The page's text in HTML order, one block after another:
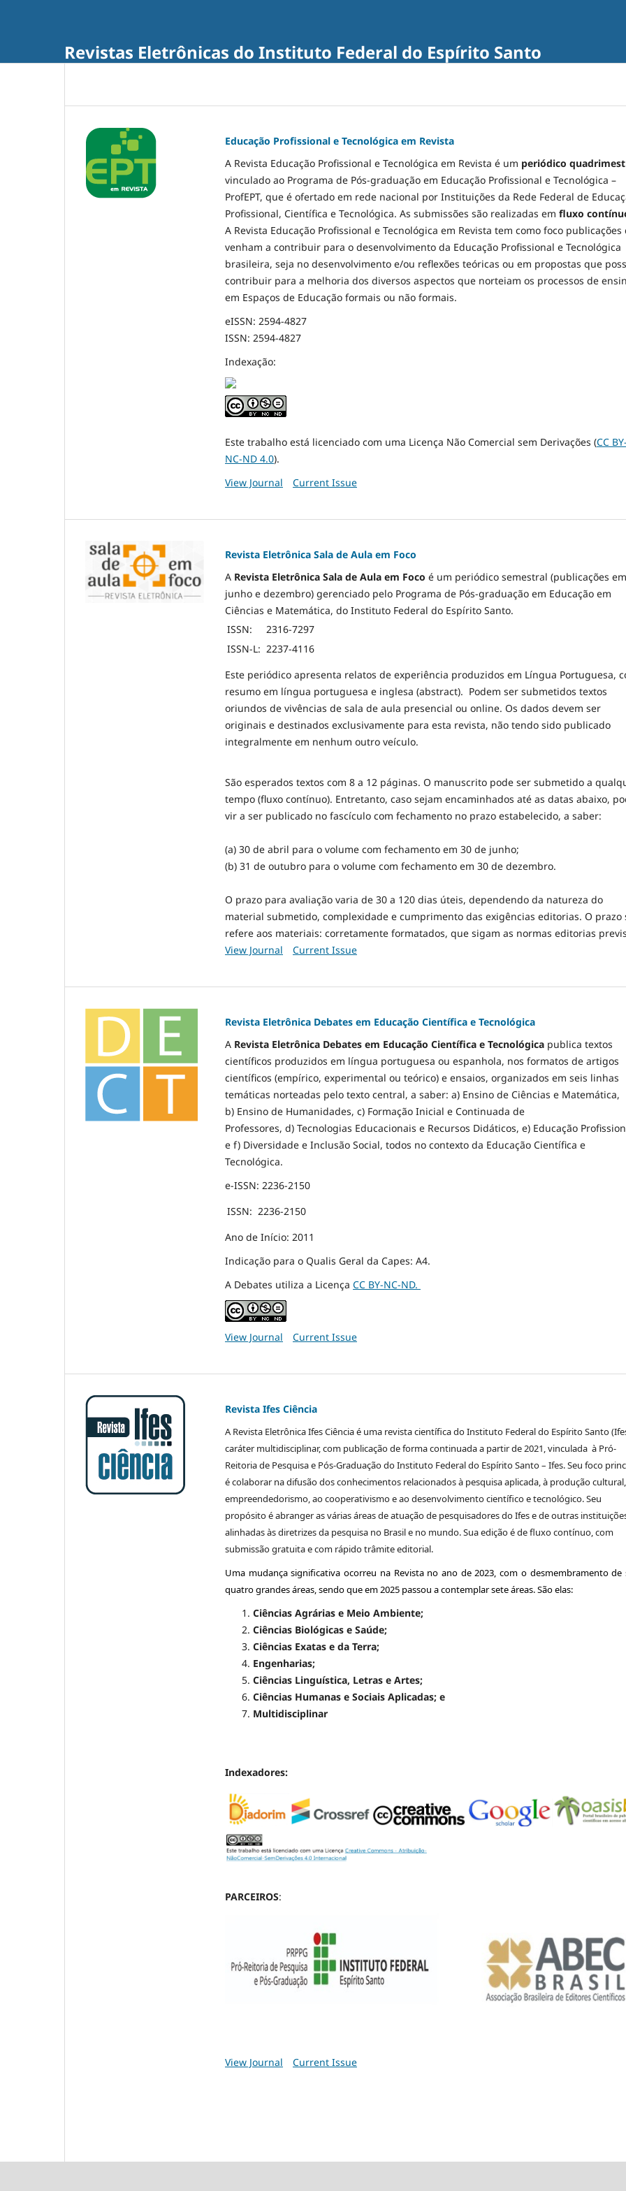
Revistas Eletrônicas do Instituto Federal do Espírito Santo
Educação Profissional e Tecnológica em Revista
A Revista Educação Profissional e Tecnológica em Revista é um periódico
vinculado ao Programa de Pós-graduação em Educação Profissional e Tecnológica –
ProfEPT, que é ofertado em rede nacional por Instituições da Rede Federal de
Profissional, Científica e Tecnológica. As submissões são realizadas em fluxo
A Revista Educação Profissional e Tecnológica em Revista tem como foco publicações
venham a contribuir para o desenvolvimento da Educação Profissional e Tecnológica
brasileira, seja no desenvolvimento e/ou reflexões teóricas ou em propostas que
contribuir para a melhoria dos diversos aspectos que norteiam os processos de
em Espaços de Educação formais ou não formais.
eISSN: 2594-4827
ISSN: 2594-4827
Indexação:
Este trabalho está licenciado com uma Licença Não Comercial sem Derivações (CC
NC-ND 4.0).
View Journal
Current Issue
Revista Eletrônica Sala de Aula em Foco
A Revista Eletrônica Sala de Aula em Foco é um periódico semestral (publicações em
junho e dezembro) gerenciado pelo Programa de Pós-graduação em Educação em
Ciências e Matemática, do Instituto Federal do Espírito Santo.
ISSN:
2316-7297
ISSN-L: 2237-4116
Este periódico apresenta relatos de experiência produzidos em Língua Portuguesa,
resumo em língua portuguesa e inglesa (abstract). Podem ser submetidos textos
oriundos de vivências de sala de aula presencial ou online. Os dados devem ser
originais e destinados exclusivamente para esta revista, não tendo sido publicado
integralmente em nenhum outro veículo.
São esperados textos com 8 a 12 páginas. O manuscrito pode ser submetido a
tempo (fluxo contínuo). Entretanto, caso sejam encaminhados até as datas abaixo,
vir a ser publicado no fascículo com fechamento no prazo estabelecido, a saber:
(a) 30 de abril para o volume com fechamento em 30 de junho;
(b) 31 de outubro para o volume com fechamento em 30 de dezembro.
O prazo para avaliação varia de 30 a 120 dias úteis, dependendo da natureza do
material submetido, complexidade e cumprimento das exigências editorias. O prazo
refere aos materiais: corretamente formatados, que sigam as normas editorias
View Journal
Current Issue
Revista Eletrônica Debates em Educação Científica e Tecnológica
A Revista Eletrônica Debates em Educação Científica e Tecnológica publica textos
científicos produzidos em língua portuguesa ou espanhola, nos formatos de artigos
científicos (empírico, experimental ou teórico) e ensaios, organizados em seis linhas
temáticas norteadas pelo texto central, a saber: a) Ensino de Ciências e Matemática,
b) Ensino de Humanidades, c) Formação Inicial e Continuada de
Professores, d) Tecnologias Educacionais e Recursos Didáticos, e) Educação
e f) Diversidade e Inclusão Social, todos no contexto da Educação Científica e
Tecnológica.
e-ISSN: 2236-2150
ISSN: 2236-2150
Ano de Início: 2011
Indicação para o Qualis Geral da Capes: A4.
A Debates utiliza a Licença CC BY-NC-ND.
View Journal Current Issue
Revista Ifes Ciência
A Revista Eletrônica Ifes Ciência é uma revista científica do Instituto Federal do Espírito Santo
caráter multidisciplinar, com publicação de forma continuada a partir de 2021, vinculada à Pró-
Reitoria de Pesquisa e Pós-Graduação do Instituto Federal do Espírito Santo – Ifes. Seu foco
é colaborar na difusão dos conhecimentos relacionados à pesquisa aplicada, à produção
empreendedorismo, ao cooperativismo e ao desenvolvimento científico e tecnológico. Seu
propósito é abranger as várias áreas de atuação de pesquisadores do Ifes e de outras
alinhadas às diretrizes da pesquisa no Brasil e no mundo. Sua edição é de fluxo contínuo, com
submissão gratuita e com rápido trâmite editorial.
Uma mudança significativa ocorreu na Revista no ano de 2023, com o desmembramento de
quatro grandes áreas, sendo que em 2025 passou a contemplar sete áreas. São elas:
Ciências Agrárias e Meio Ambiente;
Ciências Biológicas e Saúde;
Ciências Exatas e da Terra;
Engenharias;
Ciências Linguística, Letras e Artes;
Ciências Humanas e Sociais Aplicadas; e
Multidisciplinar
Indexadores:
PARCEIROS:
View Journal Current Issue